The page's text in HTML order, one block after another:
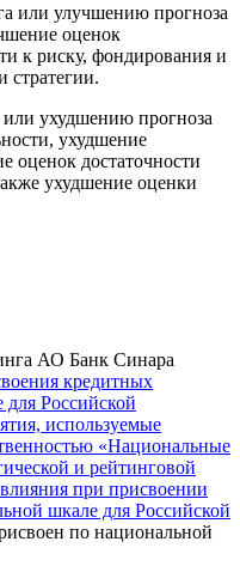
или улучшению прогноза
оценок
к риску, фондирования и
стратегии.
ухудшению прогноза
ухудшение
оценок достаточности
ухудшение оценки
АО Банк Синара
кредитных
Российской
используемые
«Национальные
и рейтинговой
при присвоении
шкале для Российской
по национальной